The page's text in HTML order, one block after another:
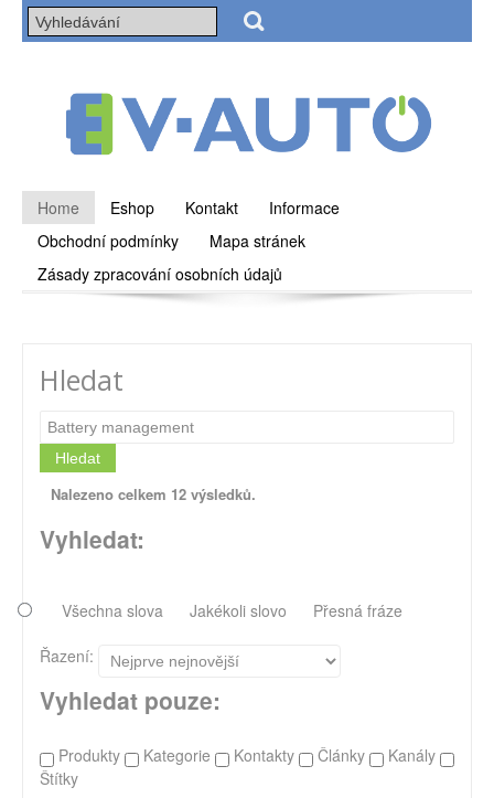
Home Eshop Kontakt
Informace
Obchodní podmínky
Mapa stránek
Zásady zpracování osobních údajů
Hledat
Hledat
Nalezeno celkem 12 výsledků.
Vyhledat:
Všechna slova Jakékoli slovo Přesná fráze
Řazení:
Vyhledat pouze:
Produkty Kategorie Kontakty Články
Kanály
Štítky